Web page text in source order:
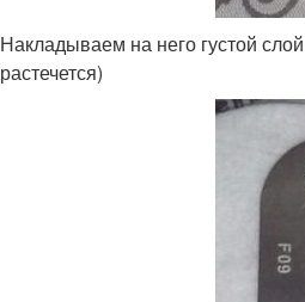
Накладываем на него густой
растечется)